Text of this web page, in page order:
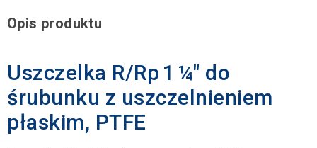
Opis produktu
Uszczelka R/Rp 1 ¼″ do
śrubunku z uszczelnieniem
płaskim, PTFE